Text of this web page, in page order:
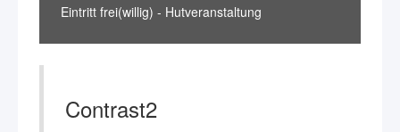
Eintritt frei(willig) - Hutveranstaltung
Contrast2